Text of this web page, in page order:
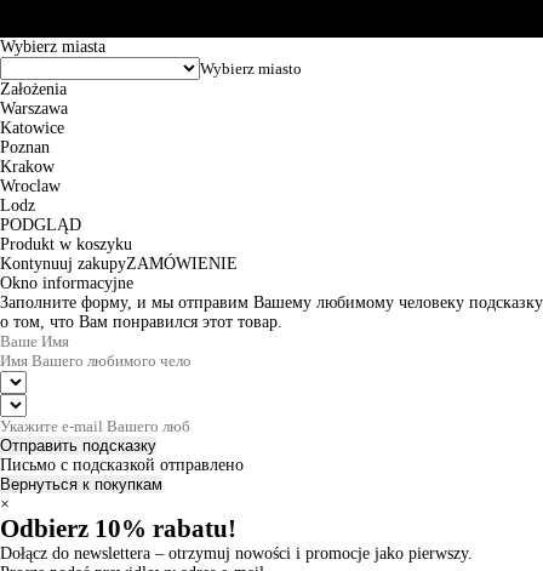
Wybierz miasta
Założenia
Warszawa
Katowice
Poznan
Krakow
Wroclaw
Lodz
PODGLĄD
Produkt w koszyku
Kontynuuj zakupyZAMÓWIENIE
Okno informacyjne
Заполните форму, и мы отправим Вашему любимому человеку подсказку
о том, что Вам понравился этот товар.
Отправить подсказку
Письмо с подсказкой отправлено
Вернуться к покупкам
×
Odbierz 10% rabatu!
Dołącz do newslettera – otrzymuj nowości i promocje jako pierwszy.